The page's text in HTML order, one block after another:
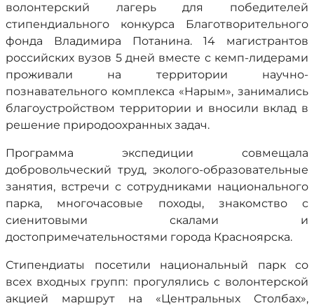
волонтерский лагерь для победителей
стипендиального конкурса Благотворительного
фонда Владимира Потанина. 14 магистрантов
российских вузов 5 дней вместе с кемп-лидерами
проживали на территории научно-
познавательного комплекса «Нарым», занимались
благоустройством территории и вносили вклад в
решение природоохранных задач.
Программа экспедиции совмещала
добровольческий труд, эколого-образовательные
занятия, встречи с сотрудниками национального
парка, многочасовые походы, знакомство с
сиенитовыми скалами и
достопримечательностями города Красноярска.
Стипендиаты посетили национальный парк со
всех входных групп: прогулялись с волонтерской
акцией маршрут на «Центральных Столбах»,